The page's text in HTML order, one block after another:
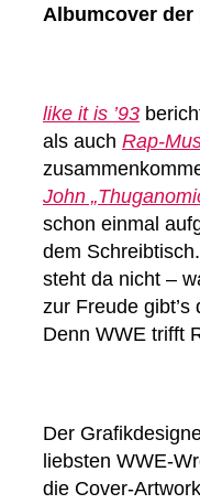
Albumcover der
like it is ’93
als auch Rap-
John
schon einmal
dem
steht da nicht –
zur Freude gibt’s
Denn WWE trifft
Der
liebsten WWE-
die Cover-